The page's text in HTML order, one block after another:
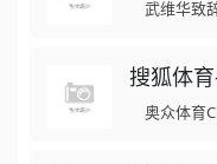
武维华致
搜狐体
奥众体育